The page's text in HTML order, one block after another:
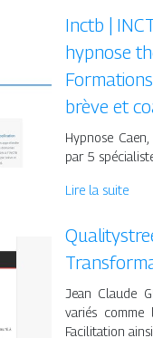
Inctb |
hypnose
brève et
Hypnose
par 5
Lire la suite
Jean Claude
variés comme
Facilitation